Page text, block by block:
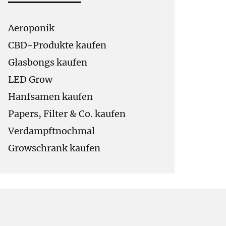
Aeroponik
CBD-Produkte kaufen
Glasbongs kaufen
LED Grow
Hanfsamen kaufen
Papers, Filter & Co. kaufen
Verdampftnochmal
Growschrank kaufen